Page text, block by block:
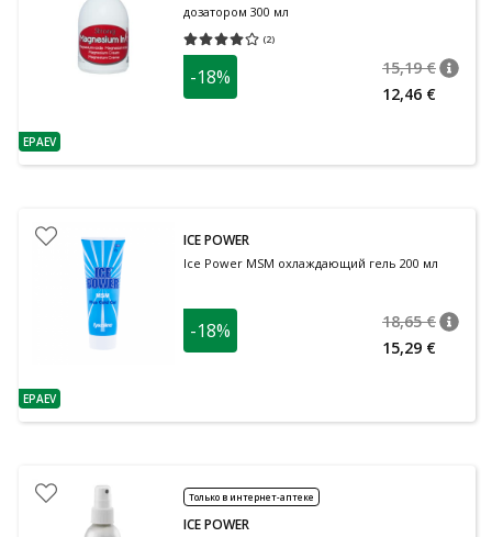
nõuanne
EPAEV
дозатором 300 мл
(2)
Средняя оценка 4.00
-18% 15,19 €
12,46 €
nõuanne
EPAEV
ICE POWER
Ice Power MSM охлаждающий гель 200 мл
-18% 18,65 €
15,29 €
Только в интернет-аптеке
ICE POWER